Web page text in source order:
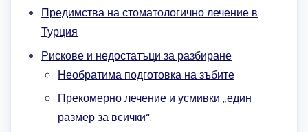
Предимства на стоматологично лечение в
Турция
Рискове и недостатъци за разбиране
Необратима подготовка на зъбите
Прекомерно лечение и усмивки „един
размер за всички“.